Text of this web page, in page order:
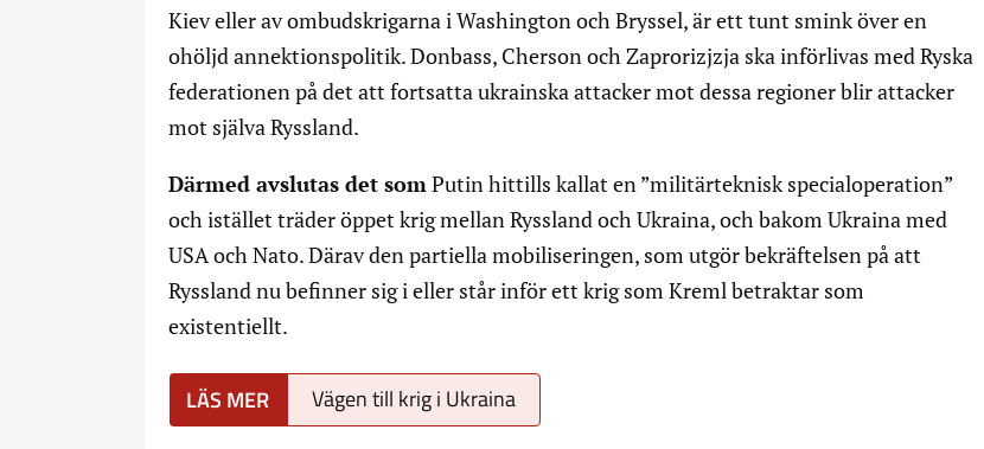
Kiev eller av ombudskrigarna i Washington och Bryssel, är ett tunt smink över en
ohöljd annektionspolitik. Donbass, Cherson och Zaprorizjzja ska införlivas med Ryska
federationen på det att fortsatta ukrainska attacker mot dessa regioner blir attacker
mot själva Ryssland.
Därmed avslutas det somPutin hittills kallat en ”militärteknisk specialoperation”
och istället träder öppet krig mellan Ryssland och Ukraina, och bakom Ukraina med
USA och Nato. Därav den partiella mobiliseringen, som utgör bekräftelsen på att
Ryssland nu befinner sig i eller står inför ett krig som Kreml betraktar som
existentiellt.
Vägen till krig i Ukraina